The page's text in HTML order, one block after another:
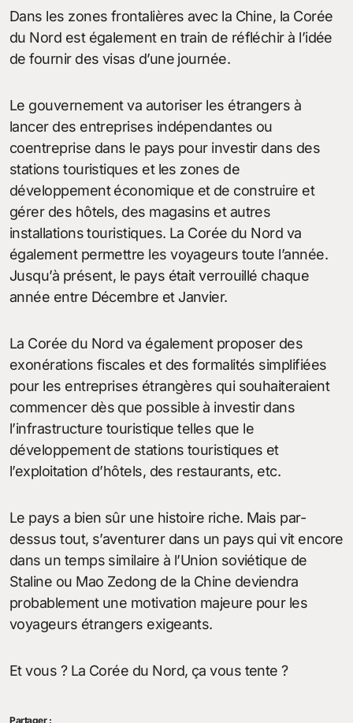
Dans les zones frontalières avec la Chine, la Corée
du Nord est également en train de réfléchir à l’idée
de fournir des visas d’une journée.
Le gouvernement va autoriser les étrangers à
lancer des entreprises indépendantes ou
coentreprise dans le pays pour investir dans des
stations touristiques et les zones de
développement économique et de construire et
gérer des hôtels, des magasins et autres
installations touristiques. La Corée du Nord va
également permettre les voyageurs toute l’année.
Jusqu’à présent, le pays était verrouillé chaque
année entre Décembre et Janvier.
La Corée du Nord va également proposer des
exonérations fiscales et des formalités simplifiées
pour les entreprises étrangères qui souhaiteraient
commencer dès que possible à investir dans
l’infrastructure touristique telles que le
développement de stations touristiques et
l’exploitation d’hôtels, des restaurants, etc.
Le pays a bien sûr une histoire riche. Mais par-
dessus tout, s’aventurer dans un pays qui vit encore
dans un temps similaire à l’Union soviétique de
Staline ou Mao Zedong de la Chine deviendra
probablement une motivation majeure pour les
voyageurs étrangers exigeants.
Et vous ? La Corée du Nord, ça vous tente ?
Partager :